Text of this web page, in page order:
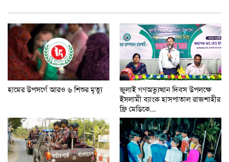
হামের উপসর্গে আরও ৬ শিশুর মৃত্যু
জুলাই গণঅভ্যুত্থান দিবস উপলক্ষে
ইসলামী ব্যাংক হাসপাতাল রাজশাহীর
ফ্রি মেডিকে...